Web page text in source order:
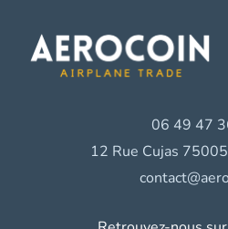
06 49 47
12 Rue Cujas